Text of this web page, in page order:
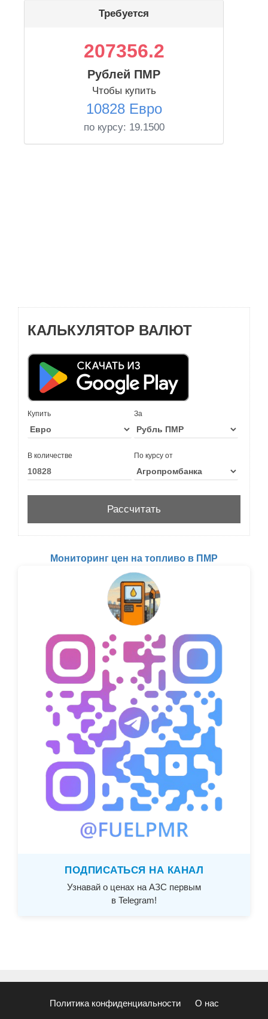
Требуется
207356.2
Рублей ПМР
Чтобы купить
10828 Евро
по курсу: 19.1500
КАЛЬКУЛЯТОР ВАЛЮТ
Купить За
В количестве По курсу от
Мониторинг цен на топливо в ПМР
ПОДПИСАТЬСЯ НА КАНАЛ
Узнавай о ценах на АЗС первым
в Telegram!
Политика конфиденциальности О нас